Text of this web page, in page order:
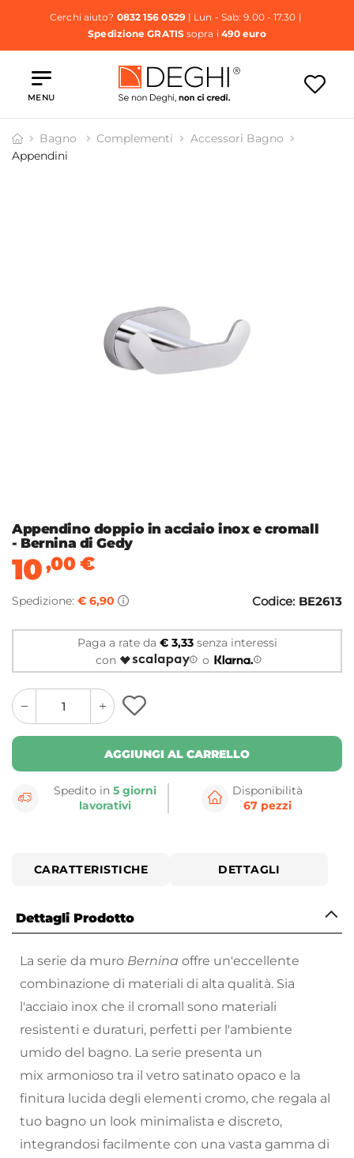
Cerchi aiuto? 0832 156 0529| Lun - Sab: 9.00 - 17.30 |
Spedizione GRATISsopra i 490 euro
MENU
Bagno Complementi
Accessori Bagno
Appendini
Appendino doppio in acciaio inox e cromall
- Bernina di Gedy
10,00€
Spedizione: € 6,90 Codice: BE2613
Paga a rate da € 3,33senza interessi
con
o
quantity
button
quantity
minus
button
AGGIUNGI AL CARRELLO
Spedito in5 giorni
lavorativi
Disponibilità
67 pezzi
CARATTERISTICHE DETTAGLI
Dettagli Prodotto
La serie da muro Bernina offre un'eccellente
combinazione di materiali di alta qualità. Sia
l'acciaio inox che il cromall sono materiali
resistenti e duraturi, perfetti per l'ambiente
umido del bagno. La serie presenta un
mix armonioso tra il vetro satinato opaco e la
finitura lucida degli elementi cromo, che regala al
tuo bagno un look minimalista e discreto,
integrandosi facilmente con una vasta gamma di